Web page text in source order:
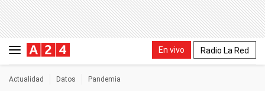
En vivo Radio La Red
Actualidad Datos Pandemia